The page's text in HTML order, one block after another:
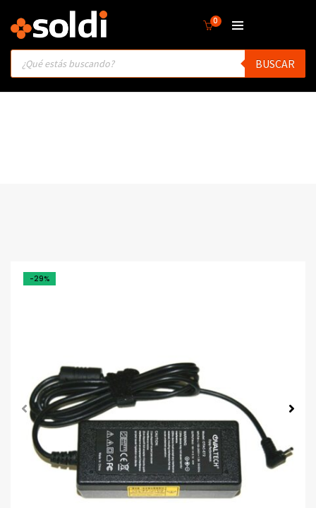
0
Products
search
BUSCAR
-29%